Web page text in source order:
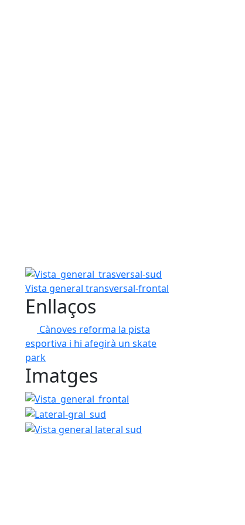
Vista_general_trasversal-sud
Vista general transversal-frontal
Enllaços
Cànoves reforma la pista
esportiva i hi afegirà un skate
park
Imatges
Vista_general_frontal